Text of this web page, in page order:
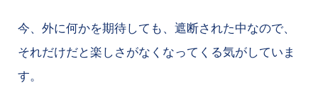
今、外に何かを期待しても、遮断された中なので、
それだけだと楽しさがなくなってくる気がしていま
す。